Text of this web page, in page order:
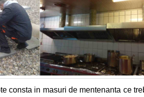
consta in masuri de mentenanta ce